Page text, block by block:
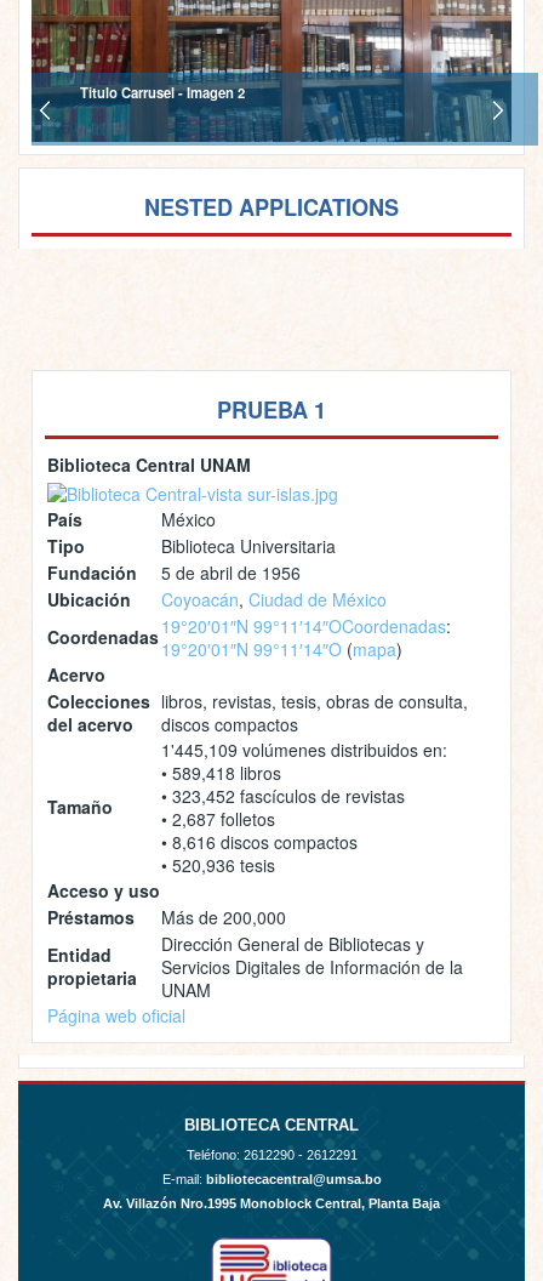
Titulo Carrusel - Imagen 2
NESTED APPLICATIONS
PRUEBA 1
Biblioteca Central UNAM
País
México
Tipo
Biblioteca Universitaria
Fundación
5 de abril de 1956
Ubicación
Coyoacán, Ciudad de México
Coordenadas19°20′01″N 99°11′14″OCoordenadas:
19°20′01″N 99°11′14″O (mapa)
Acervo
Colecciones
del acervo
libros, revistas, tesis, obras de consulta,
discos compactos
Tamaño
1'445,109 volúmenes distribuidos en:
• 589,418 libros
• 323,452 fascículos de revistas
• 2,687 folletos
• 8,616 discos compactos
• 520,936 tesis
Acceso y uso
Préstamos
Más de 200,000
Entidad
propietaria
Dirección General de Bibliotecas y
Servicios Digitales de Información de la
UNAM
Página web oficial
BIBLIOTECA CENTRAL
Teléfono: 2612290 - 2612291
E-mail: bibliotecacentral@umsa.bo
Av. Villazón Nro.1995 Monoblock Central, Planta Baja